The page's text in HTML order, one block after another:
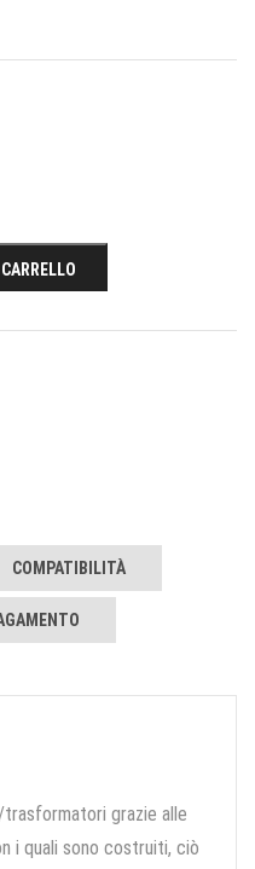
COMPATIBILITÀ
grazie alle
i quali sono costruiti, ciò